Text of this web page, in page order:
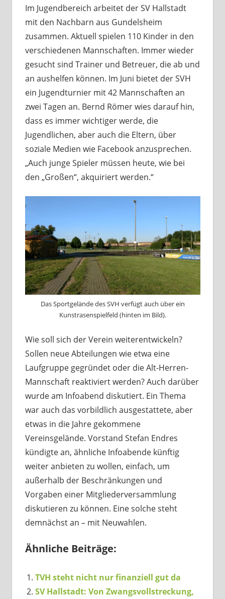
Im Jugendbereich arbeitet der SV Hallstadt
mit den Nachbarn aus Gundelsheim
zusammen. Aktuell spielen 110 Kinder in den
verschiedenen Mannschaften. Immer wieder
gesucht sind Trainer und Betreuer, die ab und
an aushelfen können. Im Juni bietet der SVH
ein Jugendturnier mit 42 Mannschaften an
zwei Tagen an. Bernd Römer wies darauf hin,
dass es immer wichtiger werde, die
Jugendlichen, aber auch die Eltern, über
soziale Medien wie Facebook anzusprechen.
„Auch junge Spieler müssen heute, wie bei
den „Großen“, akquiriert werden.“
Das Sportgelände des SVH verfügt auch über ein
Kunstrasenspielfeld (hinten im Bild).
Wie soll sich der Verein weiterentwickeln?
Sollen neue Abteilungen wie etwa eine
Laufgruppe gegründet oder die Alt-Herren-
Mannschaft reaktiviert werden? Auch darüber
wurde am Infoabend diskutiert. Ein Thema
war auch das vorbildlich ausgestattete, aber
etwas in die Jahre gekommene
Vereinsgelände. Vorstand Stefan Endres
kündigte an, ähnliche Infoabende künftig
weiter anbieten zu wollen, einfach, um
außerhalb der Beschränkungen und
Vorgaben einer Mitgliederversammlung
diskutieren zu können. Eine solche steht
demnächst an – mit Neuwahlen.
Ähnliche Beiträge:
TVH steht nicht nur finanziell gut da
SV Hallstadt: Von Zwangsvollstreckung,